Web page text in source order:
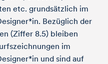
etc. grundsätzlich im
Bezüglich der
(Ziffer 8.5) bleiben
im
und sind auf